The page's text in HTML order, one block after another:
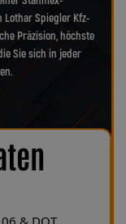
Lothar Spiegler Kfz-
Präzision, höchste
Sie sich in jeder
& DOT